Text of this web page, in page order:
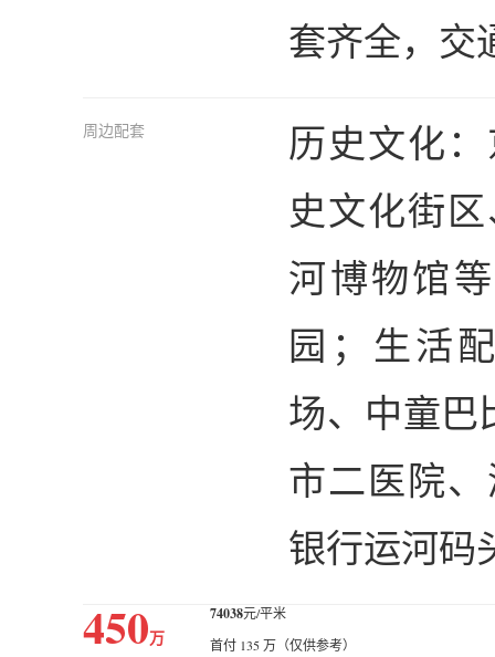
套齐全，交
周边配套
历史文化
史文化街
河博物馆
园；生活
场、中童巴
市二医院
银行运河码
450万
74038元/平米
首付 135 万（仅供参考）